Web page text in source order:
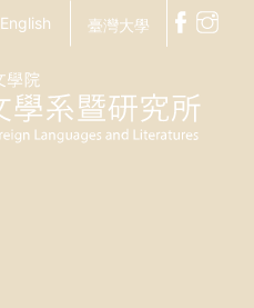
English 臺灣大學